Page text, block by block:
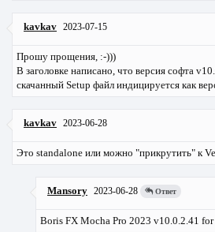
kavkav 2023-07-15
Прошу прощения, :-)))
В заголовке написано, что версия софта
скачанный Setup файл индицируется как
kavkav 2023-06-28
Это standalone или можно "прикрутить" к
Mansory 2023-06-28 Ответ
Boris FX Mocha Pro 2023 v10.0.2.41 for